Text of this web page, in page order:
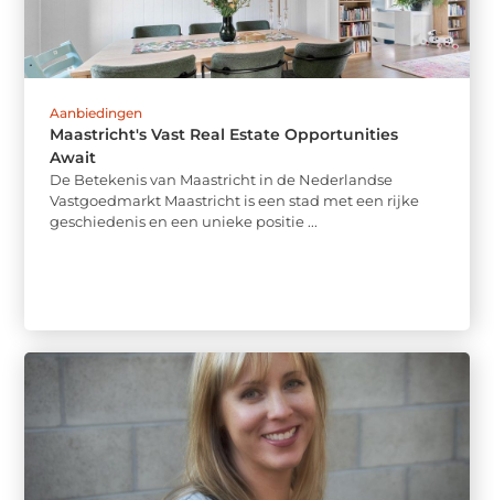
Aanbiedingen
Maastricht's Vast Real Estate Opportunities
Await
De Betekenis van Maastricht in de Nederlandse
Vastgoedmarkt Maastricht is een stad met een rijke
geschiedenis en een unieke positie ...